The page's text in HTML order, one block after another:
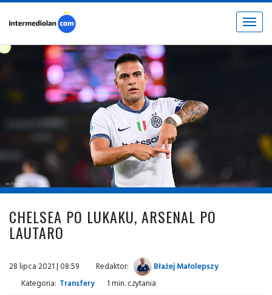
Toggle
fot. © inter.it
CHELSEA PO LUKAKU, ARSENAL PO
LAUTARO
28 lipca 2021 | 08:59 Redaktor:
Błażej Małolepszy
Kategoria: Transfery 1 min. czytania